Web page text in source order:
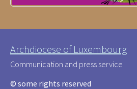
Archdiocese of Luxembourg
Communication and press service
© some rights reserved